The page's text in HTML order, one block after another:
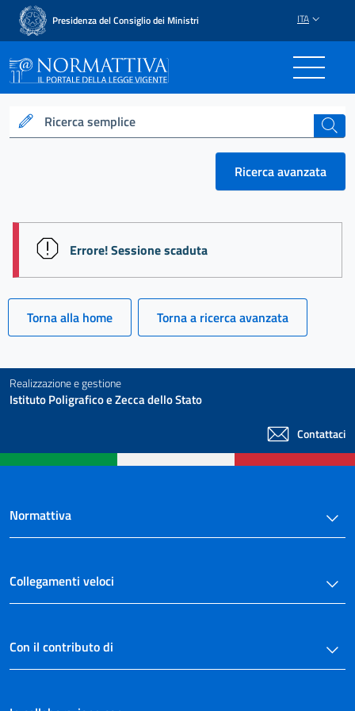
Presidenza del Consiglio dei Ministri ITA
Normattiva - Il portale
Ricerca semplice cerca
Ricerca avanzata
session id:
Errore! Sessione scaduta
Torna alla home Torna a ricerca avanzata
Realizzazione e gestione
Istituto Poligrafico e Zecca dello Stato
Contattaci
Normattiva
Collegamenti veloci
Con il contributo di